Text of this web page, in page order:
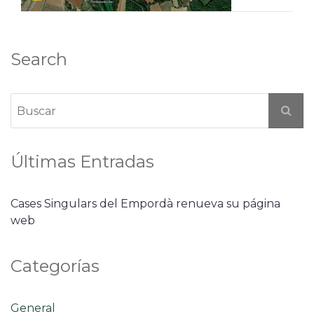
Search
Últimas Entradas
Cases Singulars del Empordà renueva su página
web
Categorías
General